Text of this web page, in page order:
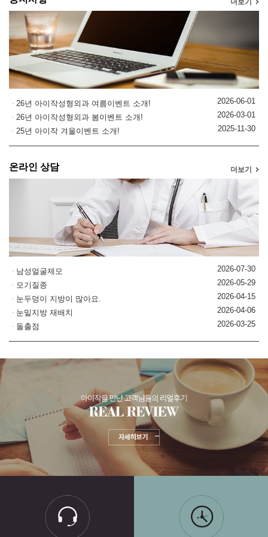
더보기
26년 아이작성형외과 여름이벤트 소개!
2026-06-01
26년 아이작성형외과 봄이벤트 소개!
2026-03-01
25년 아이작 겨울이벤트 소개!
2025-11-30
온라인 상담 더보기
남성얼굴제모
2026-07-30
모기질종
2026-05-29
눈두덩이 지방이 많아요.
2026-04-15
눈밑지방 재배치
2026-04-06
돌출점
2026-03-25